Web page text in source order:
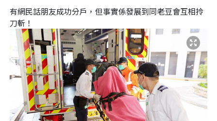
有網民話朋友成功分戶，但事實係發展到同老豆會互相拎
刀斬！